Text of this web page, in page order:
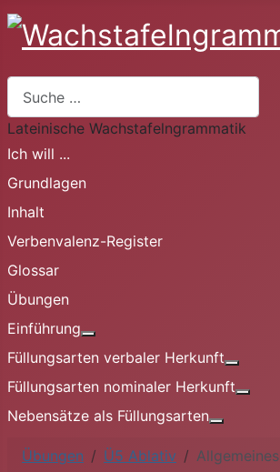
Lateinische Wachstafelngrammatik
Ich will ...
Grundlagen
Inhalt
Verbenvalenz-Register
Glossar
Übungen
Einführung
Füllungsarten verbaler Herkunft
Füllungsarten nominaler Herkunft
Nebensätze als Füllungsarten
Übungen
Ü5 Ablativ Allgemeines